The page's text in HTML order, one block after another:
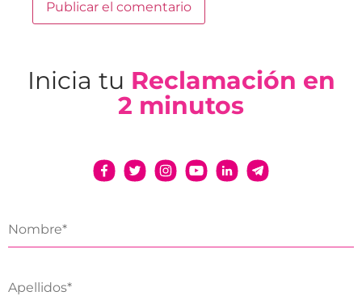
Inicia tu Reclamación en
2 minutos